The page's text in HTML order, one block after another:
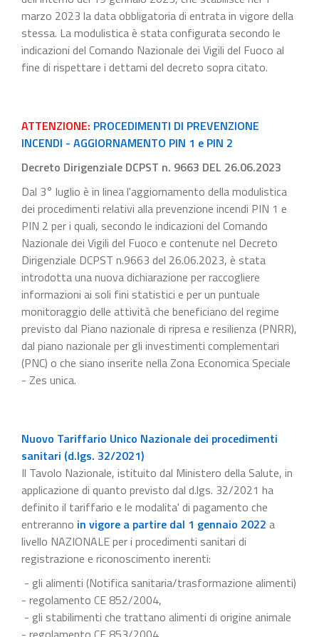
marzo 2023 la data obbligatoria di entrata in vigore della
stessa. La modulistica è stata configurata secondo le
indicazioni del Comando Nazionale dei Vigili del Fuoco al
fine di rispettare i dettami del decreto sopra citato.
ATTENZIONE: PROCEDIMENTI DI PREVENZIONE
INCENDI - AGGIORNAMENTO PIN 1 e PIN 2
Decreto Dirigenziale DCPST n. 9663 DEL 26.06.2023
Dal 3° luglio è in linea l'aggiornamento della modulistica
dei procedimenti relativi alla prevenzione incendi PIN 1 e
PIN 2 per i quali, secondo le indicazioni del Comando
Nazionale dei Vigili del Fuoco e contenute nel Decreto
Dirigenziale DCPST n.9663 del 26.06.2023, è stata
introdotta una nuova dichiarazione per raccogliere
informazioni ai soli fini statistici e per un puntuale
monitoraggio delle attività che beneficiano del regime
previsto dal Piano nazionale di ripresa e resilienza (PNRR),
dal piano nazionale per gli investimenti complementari
(PNC) o che siano inserite nella Zona Economica Speciale
- Zes unica.
Nuovo Tariffario Unico Nazionale dei procedimenti
sanitari (d.lgs. 32/2021)
Il Tavolo Nazionale, istituito dal Ministero della Salute, in
applicazione di quanto previsto dal d.lgs. 32/2021 ha
definito il tariffario e le modalita' di pagamento che
entreranno in vigore a partire dal 1 gennaio 2022 a
livello NAZIONALE per i procedimenti sanitari di
registrazione e riconoscimento inerenti:
- gli alimenti (Notifica sanitaria/trasformazione alimenti)
- regolamento CE 852/2004,
- gli stabilimenti che trattano alimenti di origine animale